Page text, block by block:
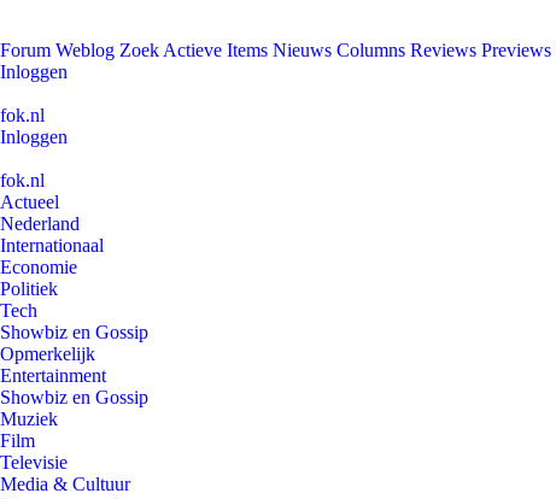
Forum Weblog Zoek Actieve Items Nieuws Columns Reviews Previews
Inloggen
fok.nl
Inloggen
fok.nl
Actueel
Nederland
Internationaal
Economie
Politiek
Tech
Showbiz en Gossip
Opmerkelijk
Entertainment
Showbiz en Gossip
Muziek
Film
Televisie
Media & Cultuur